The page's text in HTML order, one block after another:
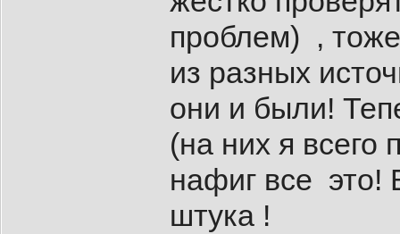
проблем) ,
из разных
они и были!
(на них я
нафиг все это!
штука !